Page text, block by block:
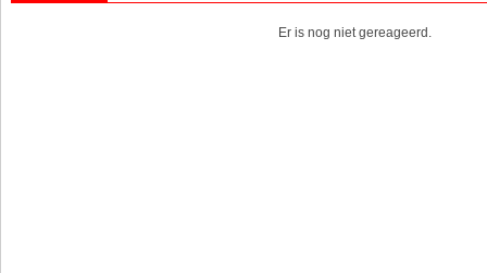
Er is nog niet gereageerd.